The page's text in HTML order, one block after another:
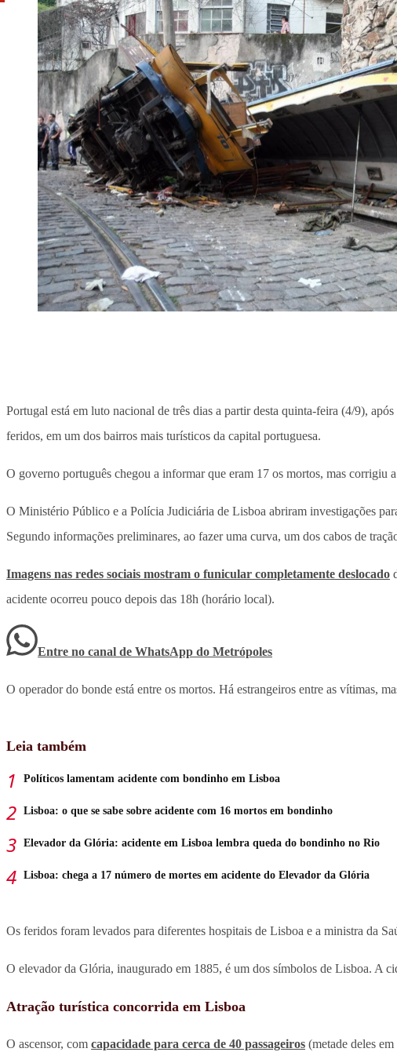
Portugal está em luto nacional de três dias a partir desta quinta-feira (4/9), após
feridos, em um dos bairros mais turísticos da capital portuguesa.
O governo português chegou a informar que eram 17 os mortos, mas corrigiu
O Ministério Público e a Polícia Judiciária de Lisboa abriram investigações
Segundo informações preliminares, ao fazer uma curva, um dos cabos de
Imagens nas redes sociais mostram o funicular completamente deslocado
acidente ocorreu pouco depois das 18h (horário local).
Entre no canal de WhatsApp do Metrópoles
O operador do bonde está entre os mortos. Há estrangeiros entre as vítimas,
Leia também
Políticos lamentam acidente com bondinho em Lisboa
Lisboa: o que se sabe sobre acidente com 16 mortos em bondinho
Elevador da Glória: acidente em Lisboa lembra queda do bondinho no Rio
Lisboa: chega a 17 número de mortes em acidente do Elevador da Glória
Os feridos foram levados para diferentes hospitais de Lisboa e a ministra da
O elevador da Glória, inaugurado em 1885, é um dos símbolos de Lisboa. A
Atração turística concorrida em Lisboa
O ascensor, com capacidade para cerca de 40 passageiros (metade deles